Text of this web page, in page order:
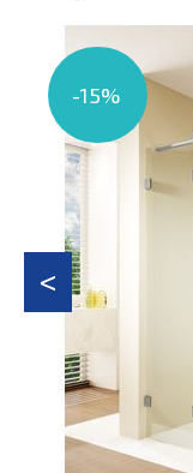
-15%